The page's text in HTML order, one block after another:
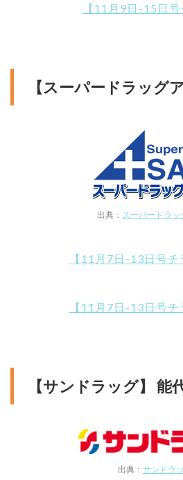
【11月9日-15日号
【スーパードラッグ
出典： スーパードラッ
【11月7日-13日号チ
【11月7日-13日号チ
【サンドラッグ】 能
出典： サンドラ